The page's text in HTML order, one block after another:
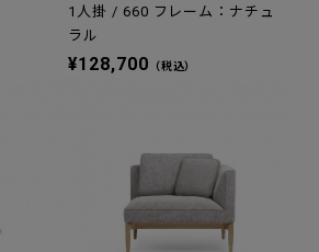
1人掛 / 660 フレーム：ナチュ
ラル
¥128,700 （税込）